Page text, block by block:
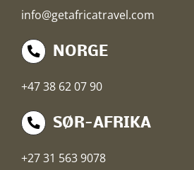
info@getafricatravel.com
NORGE
+47 38 62 07 90
SØR-AFRIKA
+27 31 563 9078